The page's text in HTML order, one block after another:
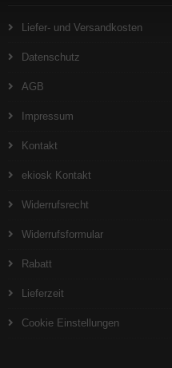
Liefer- und Versandkosten
Datenschutz
AGB
Impressum
Kontakt
ekiosk Kontakt
Widerrufsrecht
Widerrufsformular
Rabatt
Lieferzeit
Cookie Einstellungen